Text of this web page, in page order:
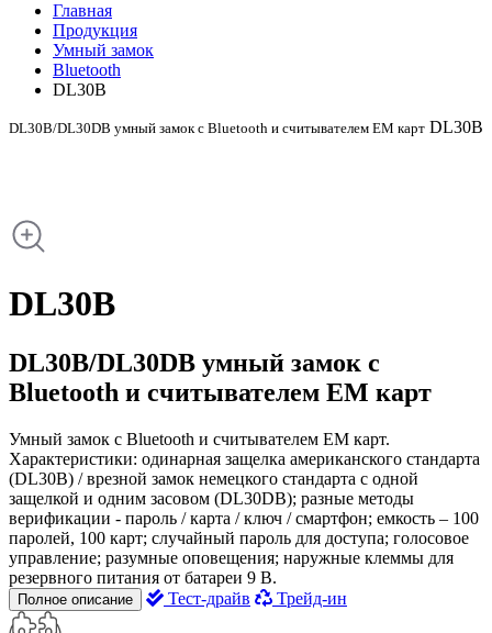
Главная
Продукция
Умный замок
Bluetooth
DL30B
DL30B/DL30DB умный замок с Bluetooth и считывателем EM карт DL30B
DL30B
DL30B/DL30DB умный замок с
Bluetooth и считывателем EM карт
Умный замок с Bluetooth и считывателем EM карт.
Характеристики: одинарная защелка американского стандарта
(DL30B) / врезной замок немецкого стандарта с одной
защелкой и одним засовом (DL30DB); разные методы
верификации - пароль / карта / ключ / смартфон; емкость – 100
паролей, 100 карт; случайный пароль для доступа; голосовое
управление; разумные оповещения; наружные клеммы для
резервного питания от батареи 9 В.
Полное описание Тест-драйв Трейд-ин